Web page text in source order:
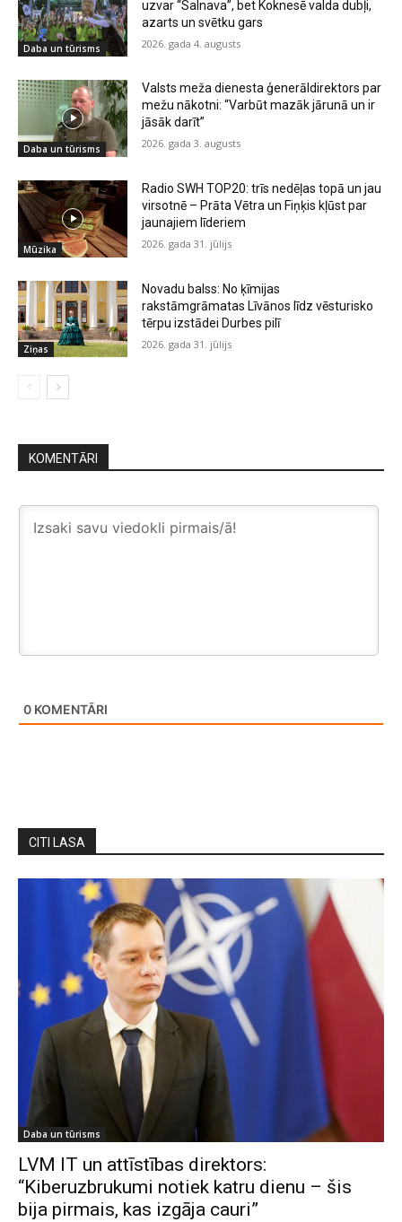
Daba un tūrisms
uzvar “Salnava”, bet Koknesē valda dubļi,
azarts un svētku gars
2026. gada 4. augusts
Daba un tūrisms
Valsts meža dienesta ģenerāldirektors par
mežu nākotni: “Varbūt mazāk jārunā un ir
jāsāk darīt”
2026. gada 3. augusts
Mūzika
Radio SWH TOP20: trīs nedēļas topā un jau
virsotnē – Prāta Vētra un Fiņķis kļūst par
jaunajiem līderiem
2026. gada 31. jūlijs
Ziņas
Novadu balss: No ķīmijas
rakstāmgrāmatas Līvānos līdz vēsturisko
tērpu izstādei Durbes pilī
2026. gada 31. jūlijs
KOMENTĀRI
0 KOMENTĀRI
CITI LASA
Daba un tūrisms
LVM IT un attīstības direktors:
“Kiberuzbrukumi notiek katru dienu – šis
bija pirmais, kas izgāja cauri”